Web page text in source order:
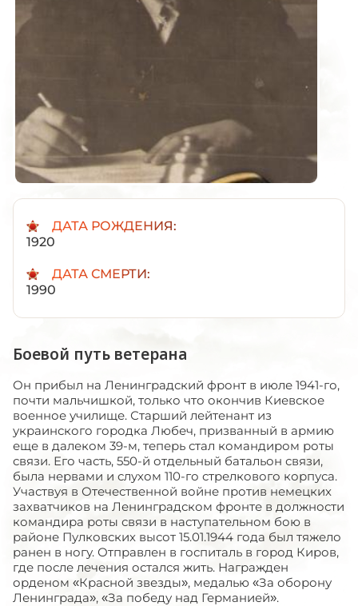
ДАТА РОЖДЕНИЯ:
1920
ДАТА СМЕРТИ:
1990
Боевой путь ветерана
Он прибыл на Ленинградский фронт в июле 1941-го,
почти мальчишкой, только что окончив Киевское
военное училище. Старший лейтенант из
украинского городка Любеч, призванный в армию
еще в далеком 39-м, теперь стал командиром роты
связи. Его часть, 550-й отдельный батальон связи,
была нервами и слухом 110-го стрелкового корпуса.
Участвуя в Отечественной войне против немецких
захватчиков на Ленинградском фронте в должности
командира роты связи в наступательном бою в
районе Пулковских высот 15.01.1944 года был тяжело
ранен в ногу. Отправлен в госпиталь в город Киров,
где после лечения остался жить. Награжден
орденом «Красной звезды», медалью «За оборону
Ленинграда», «За победу над Германией».